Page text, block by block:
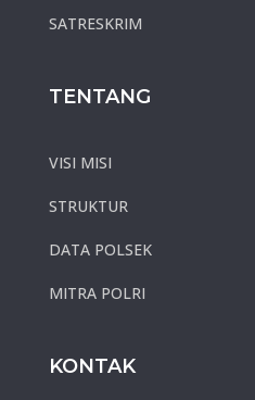
SATRESKRIM
TENTANG
VISI MISI
STRUKTUR
DATA POLSEK
MITRA POLRI
KONTAK